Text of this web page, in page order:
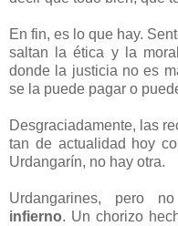
En fin, es lo que hay.
saltan la ética y la
donde la justicia no es
se la puede pagar o
Desgraciadamente, las
tan de actualidad hoy
Urdangarín, no hay otra.
Urdangarines, pero
infierno. Un chorizo